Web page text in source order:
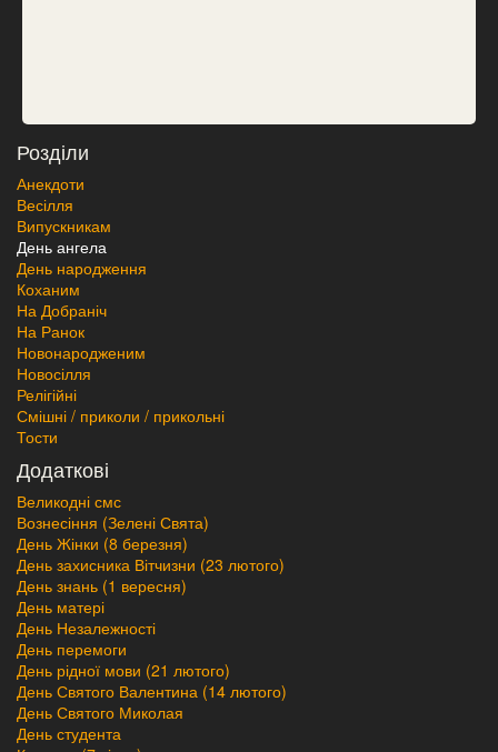
Розділи
Анекдоти
Весілля
Випускникам
День ангела
День народження
Коханим
На Добраніч
На Ранок
Новонародженим
Новосілля
Релігійні
Смішні / приколи / прикольні
Тости
Додаткові
Великодні смс
Вознесіння (Зелені Свята)
День Жінки (8 березня)
День захисника Вітчизни (23 лютого)
День знань (1 вересня)
День матері
День Незалежності
День перемоги
День рідної мови (21 лютого)
День Святого Валентина (14 лютого)
День Святого Миколая
День студента